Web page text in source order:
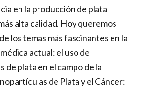
en la producción de plata
alta calidad. Hoy queremos
los temas más fascinantes en la
actual: el uso de
de plata en el campo de la
de Plata y el Cáncer: